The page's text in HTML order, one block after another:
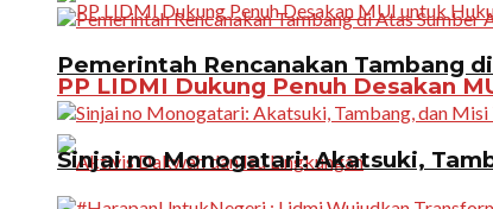
PP LIDMI Dukung Penuh Desakan
Pemerintah Rencanakan Tambang
Sinjai no Monogatari: Akatsuki,